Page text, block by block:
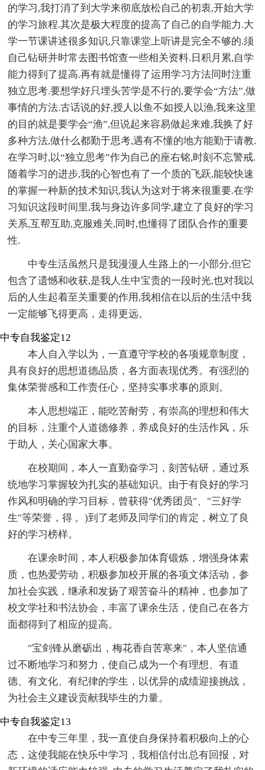
的学习,我打消了到大学来彻底放松自己的初衷,开始大学
的学习旅程.其次是极大程度的提高了自己的自学能力.大
学一节课讲述很多知识,只靠课堂上听讲是完全不够的.须
自己钻研并时常去图书馆查一些相关资料.日积月累,自学
能力得到了提高.再有就是懂得了运用学习方法同时注重
独立思考.要想学好只埋头苦学是不行的,要学会“方法”,做
事情的方法.古话说的好,授人以鱼不如授人以渔,我来这里
的目的就是要学会“渔”,但说起来容易做起来难,我换了好
多种方法,做什么都勤于思考,遇有不懂的地方能勤于请教.
在学习时,以“独立思考”作为自己的座右铭,时刻不忘警戒.
随着学习的进步,我的心智也有了一个质的飞跃,能较快速
的掌握一种新的技术知识,我认为这对于将来很重要.在学
习知识这段时间里,我与身边许多同学,建立了良好的学习
关系,互帮互助,克服难关,同时,也懂得了团队合作的重要
性.
中专生活虽然只是我漫漫人生路上的一小部分,但它
包含了遗憾和收获,是我人生中宝贵的一段时光,也对我以
后的人生起着至关重要的作用,我相信在以后的生活中我
一定能够飞得更高，走得更远。
中专自我鉴定12
本人自入学以为，一直遵守学校的各项规章制度，
具有良好的思想道德品质，各方面表现优秀。有强烈的
集体荣誉感和工作责任心，坚持实事求事的原则。
本人思想端正，能吃苦耐劳，有崇高的理想和伟大
的目标，注重个人道德修养，养成良好的生活作风，乐
于助人，关心国家大事。
在校期间，本人一直勤奋学习，刻苦钻研，通过系
统地学习掌握较为扎实的基础知识。由于有良好的学习
作风和明确的学习目标，曾获得"优秀团员"、"三好学
生"等荣誉，得 。)到了老师及同学们的肯定，树立了良
好的学习榜样。
在课余时间，本人积极参加体育锻炼，增强身体素
质，也热爱劳动，积极参加校开展的各项文体活动，参
加社会实践，继承和发扬了艰苦奋斗的精神，也参加了
校文学社和书法协会，丰富了课余生活，使自己在各方
面都得到了相应的提高。
"宝剑锋从磨砺出，梅花香自苦寒来"，本人坚信通
过不断地学习和努力，使自己成为一个有理想、有道
德、有文化、有纪律的学生，以优异的成绩迎接挑战，
为社会主义建设贡献我毕生的力量。
中专自我鉴定13
在中专三年里，我一直使自身保持着积极向上的心
态，这使我能在快乐中学习，我相信付出总有回报，对